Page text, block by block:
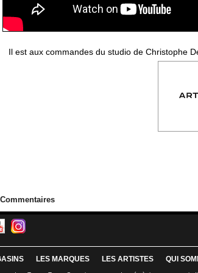
Il est aux commandes du studio de Christophe
Commentaires
LES MARQUES LES ARTISTES QUI